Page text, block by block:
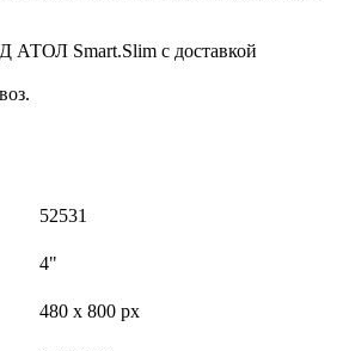
АТОЛ Smart.Slim с доставкой
52531
4"
480 x 800 px